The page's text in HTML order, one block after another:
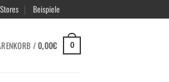
Stores Beispiele
/0,00€ 0